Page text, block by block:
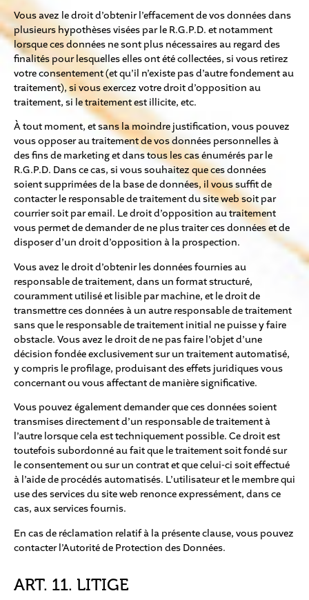
Vous avez le droit d’obtenir l’effacement de vos données dans
plusieurs hypothèses visées par le R.G.P.D. et notamment
lorsque ces données ne sont plus nécessaires au regard des
finalités pour lesquelles elles ont été collectées, si vous retirez
votre consentement (et qu’il n’existe pas d’autre fondement au
traitement), si vous exercez votre droit d’opposition au
traitement, si le traitement est illicite, etc.
À tout moment, et sans la moindre justification, vous pouvez
vous opposer au traitement de vos données personnelles à
des fins de marketing et dans tous les cas énumérés par le
R.G.P.D. Dans ce cas, si vous souhaitez que ces données
soient supprimées de la base de données, il vous suffit de
contacter le responsable de traitement du site web soit par
courrier soit par email. Le droit d’opposition au traitement
vous permet de demander de ne plus traiter ces données et de
disposer d’un droit d’opposition à la prospection.
Vous avez le droit d’obtenir les données fournies au
responsable de traitement, dans un format structuré,
couramment utilisé et lisible par machine, et le droit de
transmettre ces données à un autre responsable de traitement
sans que le responsable de traitement initial ne puisse y faire
obstacle. Vous avez le droit de ne pas faire l’objet d’une
décision fondée exclusivement sur un traitement automatisé,
y compris le profilage, produisant des effets juridiques vous
concernant ou vous affectant de manière significative.
Vous pouvez également demander que ces données soient
transmises directement d’un responsable de traitement à
l’autre lorsque cela est techniquement possible. Ce droit est
toutefois subordonné au fait que le traitement soit fondé sur
le consentement ou sur un contrat et que celui-ci soit effectué
à l’aide de procédés automatisés. L’utilisateur et le membre qui
use des services du site web renonce expressément, dans ce
cas, aux services fournis.
En cas de réclamation relatif à la présente clause, vous pouvez
contacter l’Autorité de Protection des Données.
ART. 11. LITIGE